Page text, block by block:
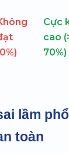
Cực
cao
70%)
lầm
toàn